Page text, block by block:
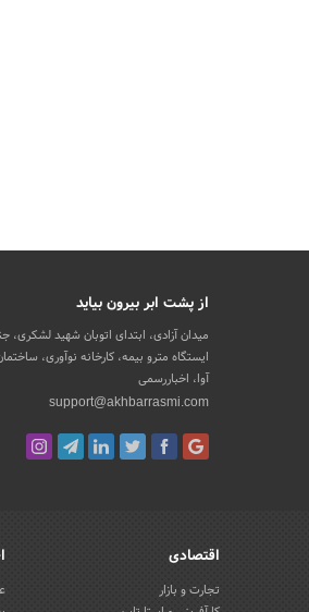
از پشت ابر بیرون بیاید
میدان آزادی، ابتدای اتوبان شهید لشکری،
ایستگاه مترو بیمه، کارخانه نوآوری،
آوا، اخباررسمی
support@akhbarrasmi.com
اقتصادی
تجارت و بازار